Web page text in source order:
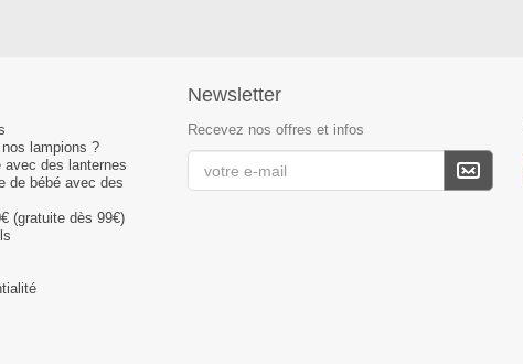
lampions ?
avec des lanternes
de bébé avec des
(gratuite dès 99€)
Newsletter
Recevez nos offres et infos